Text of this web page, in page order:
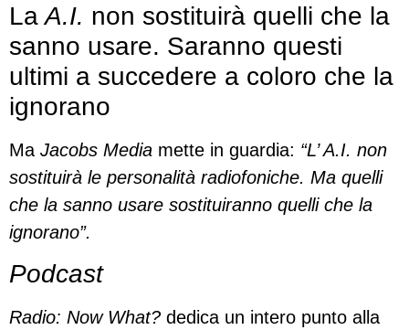
LaA.I. non sostituirà quelli che la
sanno usare. Saranno questi
ultimi a succedere a coloro che la
ignorano
Ma Jacobs Media mette in guardia: “L’ A.I. non
sostituirà le personalità radiofoniche. Ma quelli
che la sanno usare sostituiranno quelli che la
ignorano”.
Podcast
Radio: Now What? dedica un intero punto alla